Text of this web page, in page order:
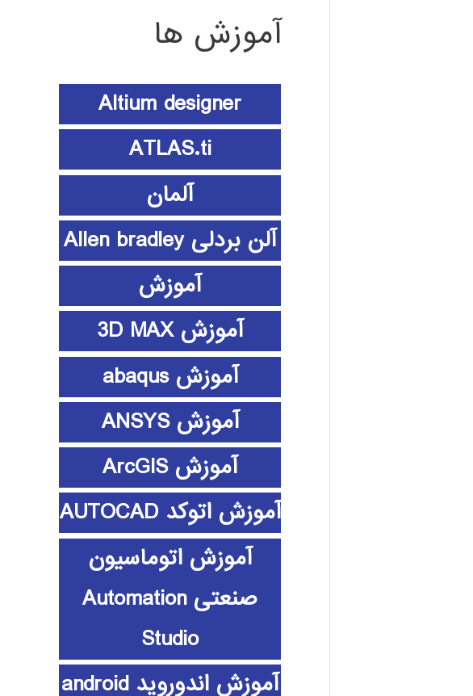
آموزش ها
Altium designer
ATLAS.ti
آلمان
آلن بردلی Allen bradley
آموزش
آموزش 3D MAX
آموزش abaqus
آموزش ANSYS
آموزش ArcGIS
آموزش اتوکد AUTOCAD
آموزش اتوماسیون
صنعتی Automation
Studio
آموزش اندوروید android